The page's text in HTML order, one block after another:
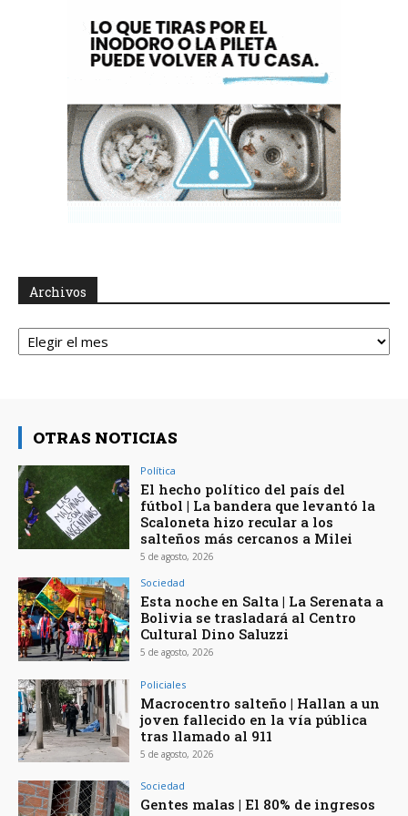
Archivos
Archivos
OTRAS NOTICIAS
Política
El hecho político del país del
fútbol | La bandera que levantó la
Scaloneta hizo recular a los
salteños más cercanos a Milei
5 de agosto, 2026
Sociedad
Esta noche en Salta | La Serenata a
Bolivia se trasladará al Centro
Cultural Dino Saluzzi
5 de agosto, 2026
Policiales
Macrocentro salteño | Hallan a un
joven fallecido en la vía pública
tras llamado al 911
5 de agosto, 2026
Sociedad
Gentes malas | El 80% de ingresos